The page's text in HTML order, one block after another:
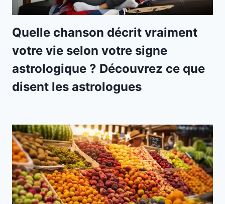
Quelle chanson décrit vraiment
votre vie selon votre signe
astrologique ? Découvrez ce que
disent les astrologues